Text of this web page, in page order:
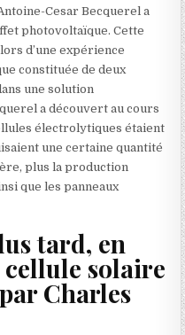
Cesar Becquerel a
photovoltaïque. Cette
d’une expérience
constituée de deux
une solution
a découvert au cours
électrolytiques étaient
une certaine quantité
plus la production
que les panneaux
tard, en
cellule solaire
Charles